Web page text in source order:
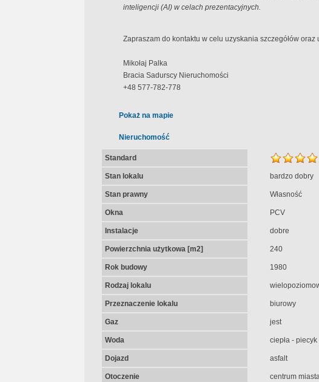
inteligencji (AI) w celach prezentacyjnych.
Zapraszam do kontaktu w celu uzyskania szczegółów
Mikołaj Palka
Bracia Sadurscy Nieruchomości
+48 577-782-778
Pokaż na mapie
Nieruchomość
Standard
Stan lokalu bardzo dobry
Stan prawny Własność
Okna PCV
Instalacje dobre
Powierzchnia użytkowa [m2] 240
Rok budowy 1980
Rodzaj lokalu
Przeznaczenie lokalu biurowy
Gaz jest
Woda ciepła -
Dojazd asfalt
Otoczenie centrum